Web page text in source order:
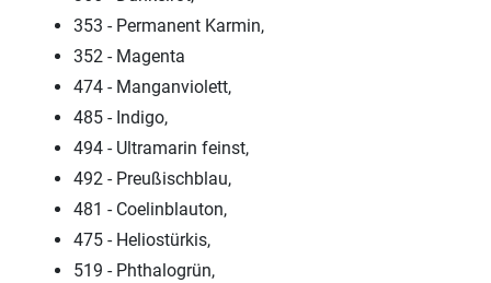
353 - Permanent Karmin,
352 - Magenta
474 - Manganviolett,
485 - Indigo,
494 - Ultramarin feinst,
492 - Preußischblau,
481 - Coelinblauton,
475 - Heliostürkis,
519 - Phthalogrün,